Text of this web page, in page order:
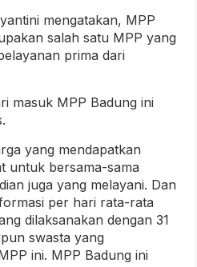
mengatakan, MPP
salah satu MPP yang
prima dari
masuk MPP Badung ini
yang mendapatkan
untuk bersama-sama
juga yang melayani. Dan
per hari rata-rata
dilaksanakan dengan 31
swasta yang
ini. MPP Badung ini